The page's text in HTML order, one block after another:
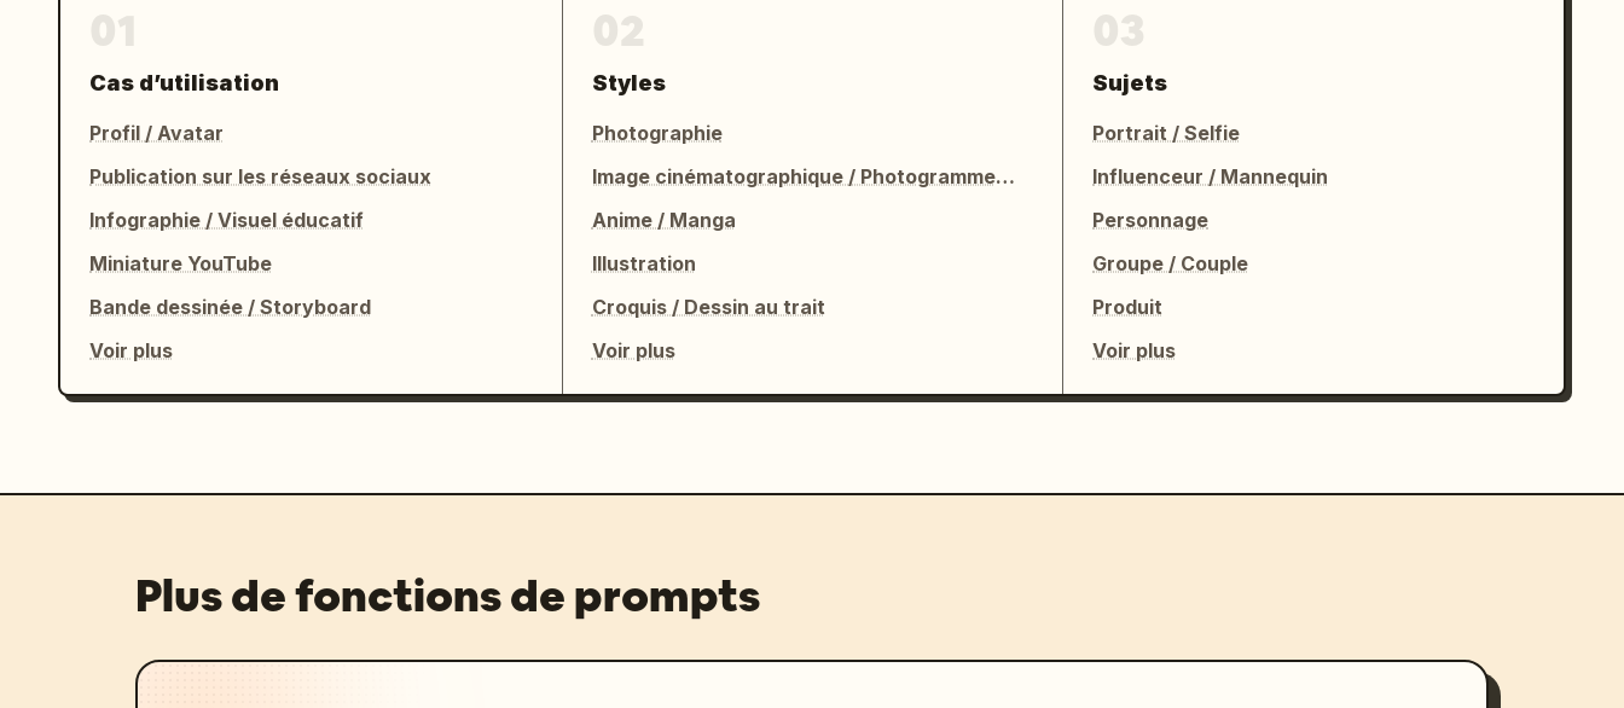
Cas d’utilisation
Profil / Avatar
Publication sur les réseaux sociaux
Infographie / Visuel éducatif
Miniature YouTube
Bande dessinée / Storyboard
Voir plus
Styles
Photographie
Image cinématographique / Photogramme de film
Anime / Manga
Illustration
Croquis / Dessin au trait
Voir plus
Sujets
Portrait / Selfie
Influenceur / Mannequin
Personnage
Groupe / Couple
Produit
Voir plus
Plus de fonctions de prompts